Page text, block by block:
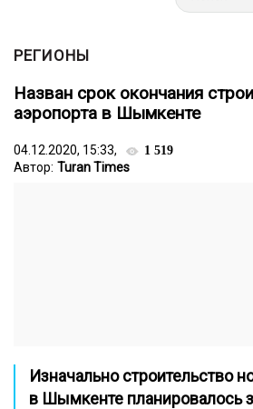
РЕГИОНЫ
Назван срок окончания
аэропорта в Шымкенте
04.12.2020, 15:33, 1 519
Автор: Turan Times
Изначально строительство
в Шымкенте планировалось